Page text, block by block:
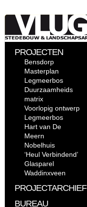
PROJECTEN
Bensdorp
Masterplan
Legmeerbos
Duurzaamheids
matrix
Voorlopig ontwerp
Legmeerbos
Hart van De
Meern
Nobelhuis
‘Heul Verbindend’
Glasparel
Waddinxveen
PROJECTARCHIEF
BUREAU